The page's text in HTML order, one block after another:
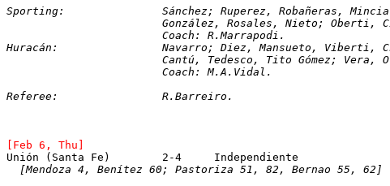
Sporting:		Sánchez; Ruperez, Robañeras,
González, Rosales, Nieto; Oberti,
			Coach: R.Marrapodi.
Huracán:		Navarro; Diez, Mansueto,
Cantú, Tedesco, Tito Gómez; Vera,
			Coach: M.A.Vidal.
Referee:		R.Barreiro.
[Feb 6, Thu]
Unión (Santa Fe)	2-4	Independiente
[Mendoza 4, Benítez 60; Pastoriza 51, 82, Bernao 55, 62]